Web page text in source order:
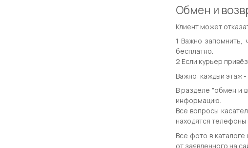
Обмен и
Клиент может
Важно запомнить,
бесплатно.
Если курьер
Важно: каждый этаж
В разделе "обмен и
информацию.
Все вопросы
находятся телефоны
Все фото в
от заявленного на